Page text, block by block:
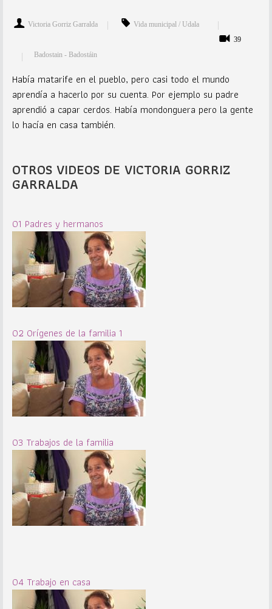
Victoria Gorriz Garralda
Vida municipal / Udala
39
Badostain - Badostáin
Había matarife en el pueblo, pero casi todo el mundo
aprendía a hacerlo por su cuenta. Por ejemplo su padre
aprendió a capar cerdos. Había mondonguera pero la gente
lo hacía en casa también.
OTROS VIDEOS DE VICTORIA GORRIZ
GARRALDA
01 Padres y hermanos
02 Orígenes de la familia 1
03 Trabajos de la familia
04 Trabajo en casa